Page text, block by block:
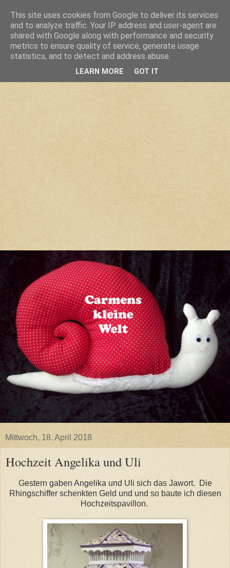
Mittwoch, 18. April 2018
Hochzeit Angelika und Uli
Gestern gaben Angelika und Uli sich das Jawort. Die
Rhingschiffer schenkten Geld und und so baute ich diesen
Hochzeitspavillon.
This site uses cookies from Google to deliver its services
and to analyze traffic. Your IP address and user-agent are
shared with Google along with performance and security
metrics to ensure quality of service, generate usage
statistics, and to detect and address abuse.
LEARN MORE GOT IT